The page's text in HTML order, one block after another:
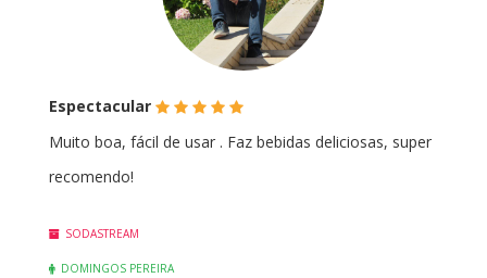
Espectacular (*)(*)(*)(*)(*)
Muito boa, fácil de usar . Faz bebidas deliciosas, super
recomendo!
SODASTREAM
DOMINGOS PEREIRA